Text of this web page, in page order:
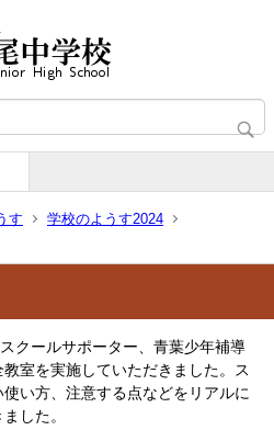
す
学校のようす2024
クールサポーター、青葉少年補導
室を実施していただきました。ス
い方、注意する点などをリアルに
した。